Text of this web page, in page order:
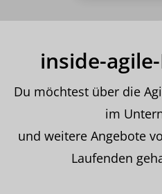
inside-
Du möchtest über die
im
und weitere Angebote
Laufenden